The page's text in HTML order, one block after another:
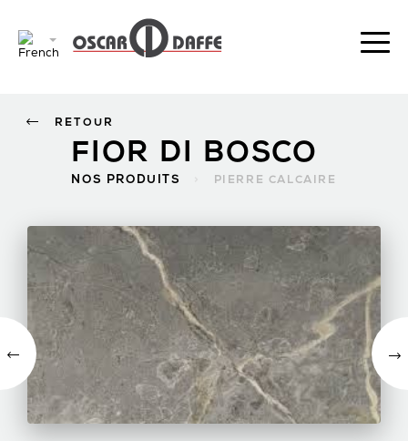
FIOR DI BOSCO
NOS PRODUITS PIERRE CALCAIRE
RETOUR